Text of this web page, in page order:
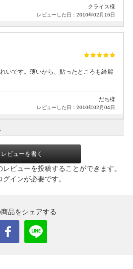
クライス様
レビューした日：2010年02月16日
いです。薄いから、貼ったところも綺麗
だち様
レビューした日：2010年02月04日
レビューを書く
ビューを投稿することができます。
グインが必要です。
商品をシェアする